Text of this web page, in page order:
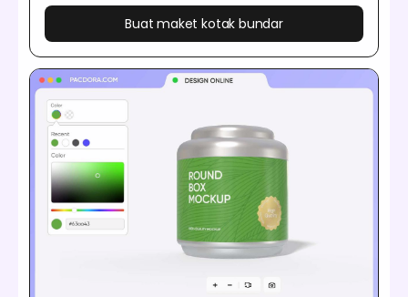
Buat maket kotak bundar